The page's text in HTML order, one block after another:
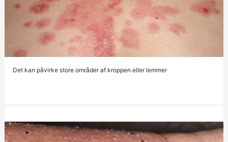
Det kan påvirke store områder af kroppen eller lemmer